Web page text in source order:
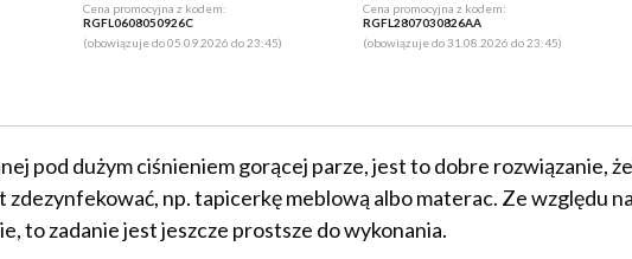
Cena promocyjna z kodem:
RGFL0608050926C
(obowiązuje do 05.09.2026 do 23:45)
Cena promocyjna z kodem:
RGFL2807030826AA
(obowiązuje do 31.08.2026 do 23:45)
pod dużym ciśnieniem gorącej parze, jest to dobre rozwiązanie,
np. tapicerkę meblową albo materac. Ze względu
to zadanie jest jeszcze prostsze do wykonania.